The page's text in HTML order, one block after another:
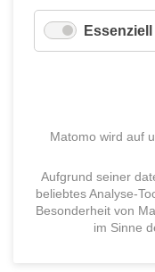
Essenziell
Matomo wird auf
Aufgrund seiner
beliebtesAnalyse-
Besonderheit von
im Sinne